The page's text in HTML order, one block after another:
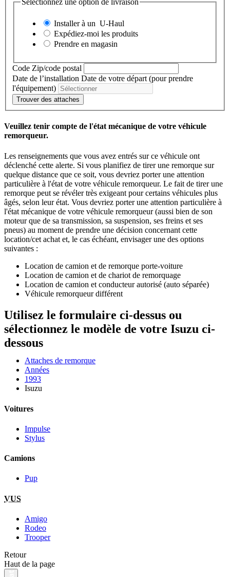
Sélectionnez une option de livraison
Installer à un U-Haul
Expédiez-moi les produits
Prendre en magasin
Code Zip/code postal
Date de l’installation Date de votre départ (pour prendre
l'équipement)
Trouver des attaches
Veuillez tenir compte de l'état mécanique de votre véhicule
remorqueur.
Les renseignements que vous avez entrés sur ce véhicule ont
déclenché cette alerte. Si vous planifiez de tirer une remorque sur
quelque distance que ce soit, vous devriez porter une attention
particulière à l'état de votre véhicule remorqueur. Le fait de tirer une
remorque peut se révéler très exigeant pour certains véhicules plus
âgés, selon leur état. Vous devriez porter une attention particulière à
l'état mécanique de votre véhicule remorqueur (aussi bien de son
moteur que de sa transmission, sa suspension, ses freins et ses
pneus) au moment de prendre une décision concernant cette
location/cet achat et, le cas échéant, envisager une des options
suivantes :
Location de camion et de remorque porte-voiture
Location de camion et de chariot de remorquage
Location de camion et conducteur autorisé (auto séparée)
Véhicule remorqueur différent
Utilisez le formulaire ci-dessus ou
sélectionnez le modèle de votre Isuzu ci-
dessous
Attaches de remorque
Années
1993
Isuzu
Voitures
Impulse
Stylus
Camions
Pup
VUS
Amigo
Rodeo
Trooper
Retour
Haut de la page